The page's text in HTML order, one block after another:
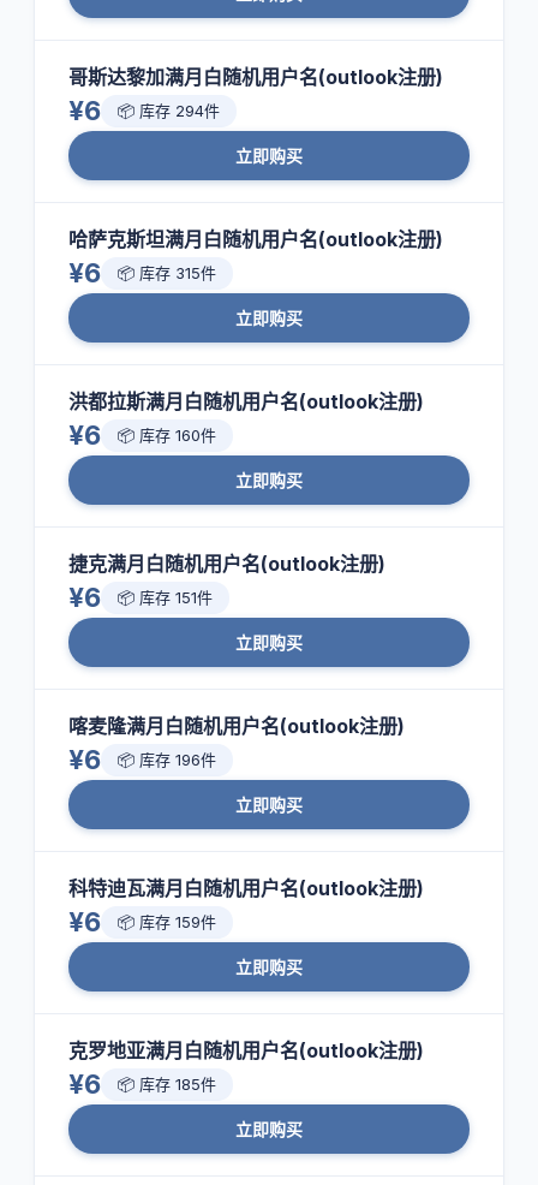
哥斯达黎加满月白随机用户名(outlook注册)
¥6 📦 库存 294件
立即购买
哈萨克斯坦满月白随机用户名(outlook注册)
¥6 📦 库存 315件
立即购买
洪都拉斯满月白随机用户名(outlook注册)
¥6 📦 库存 160件
立即购买
捷克满月白随机用户名(outlook注册)
¥6 📦 库存 151件
立即购买
喀麦隆满月白随机用户名(outlook注册)
¥6 📦 库存 196件
立即购买
科特迪瓦满月白随机用户名(outlook注册)
¥6 📦 库存 159件
立即购买
克罗地亚满月白随机用户名(outlook注册)
¥6 📦 库存 185件
立即购买